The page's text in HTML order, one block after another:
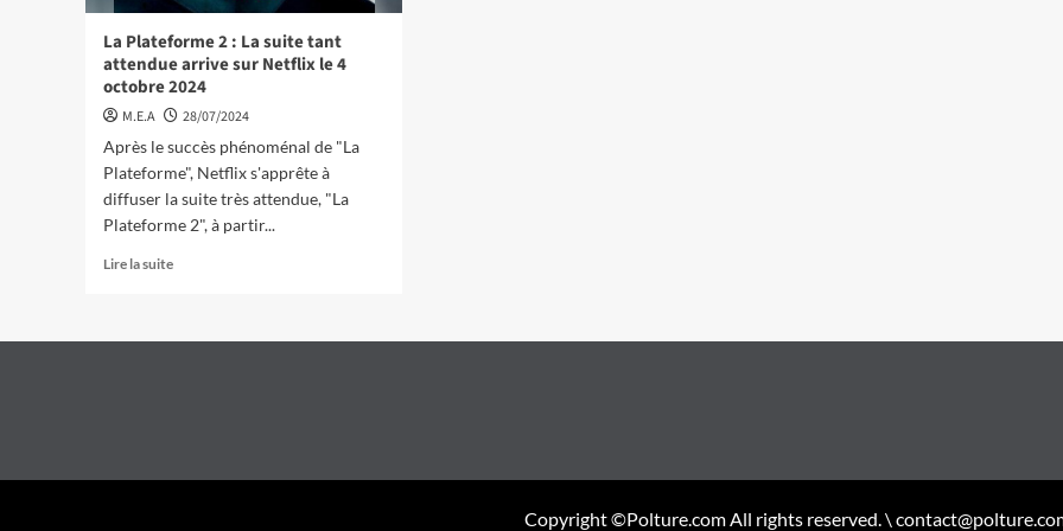
La Plateforme 2 : La suite tant
attendue arrive sur Netflix le 4
octobre 2024
M.E.A
28/07/2024
Après le succès phénoménal de "La
Plateforme", Netflix s'apprête à
diffuser la suite très attendue, "La
Plateforme 2", à partir...
Lire la suite
Copyright ©Polture.com All rights reserved. \